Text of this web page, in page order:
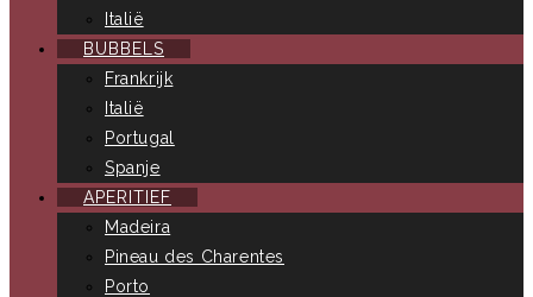
Italië
BUBBELS
Frankrijk
Italië
Portugal
Spanje
APERITIEF
Madeira
Pineau des Charentes
Porto